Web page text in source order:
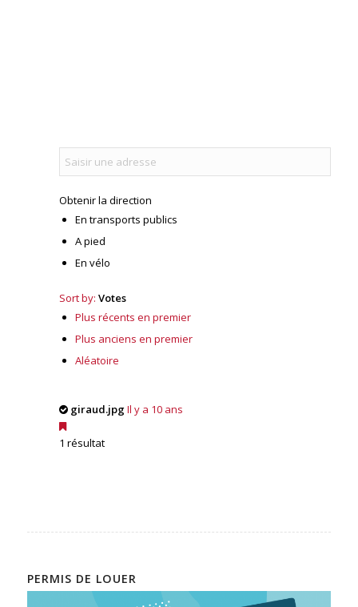
Obtenir la direction
En transports publics
A pied
En vélo
Sort by: Votes
Plus récents en premier
Plus anciens en premier
Aléatoire
giraud.jpgIl y a 10 ans
1 résultat
PERMIS DE LOUER